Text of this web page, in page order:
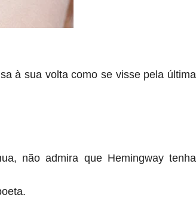
à sua volta como se visse pela última
não admira que Hemingway tenha